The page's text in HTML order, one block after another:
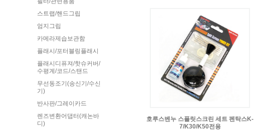
스트랩/핸드그립
엄지그립
카메라제습보관함
플래시/포터블링플래시
플래시디퓨져/핫슈커버/
수평계/코드/스탠드
무선동조기(송신기/수신
기)
반사판/그레이카드
렌즈변환어댑터(캐논바
디)
호루스벤누 스플릿스크린 세트 펜탁스K-
7/K30/K50전용